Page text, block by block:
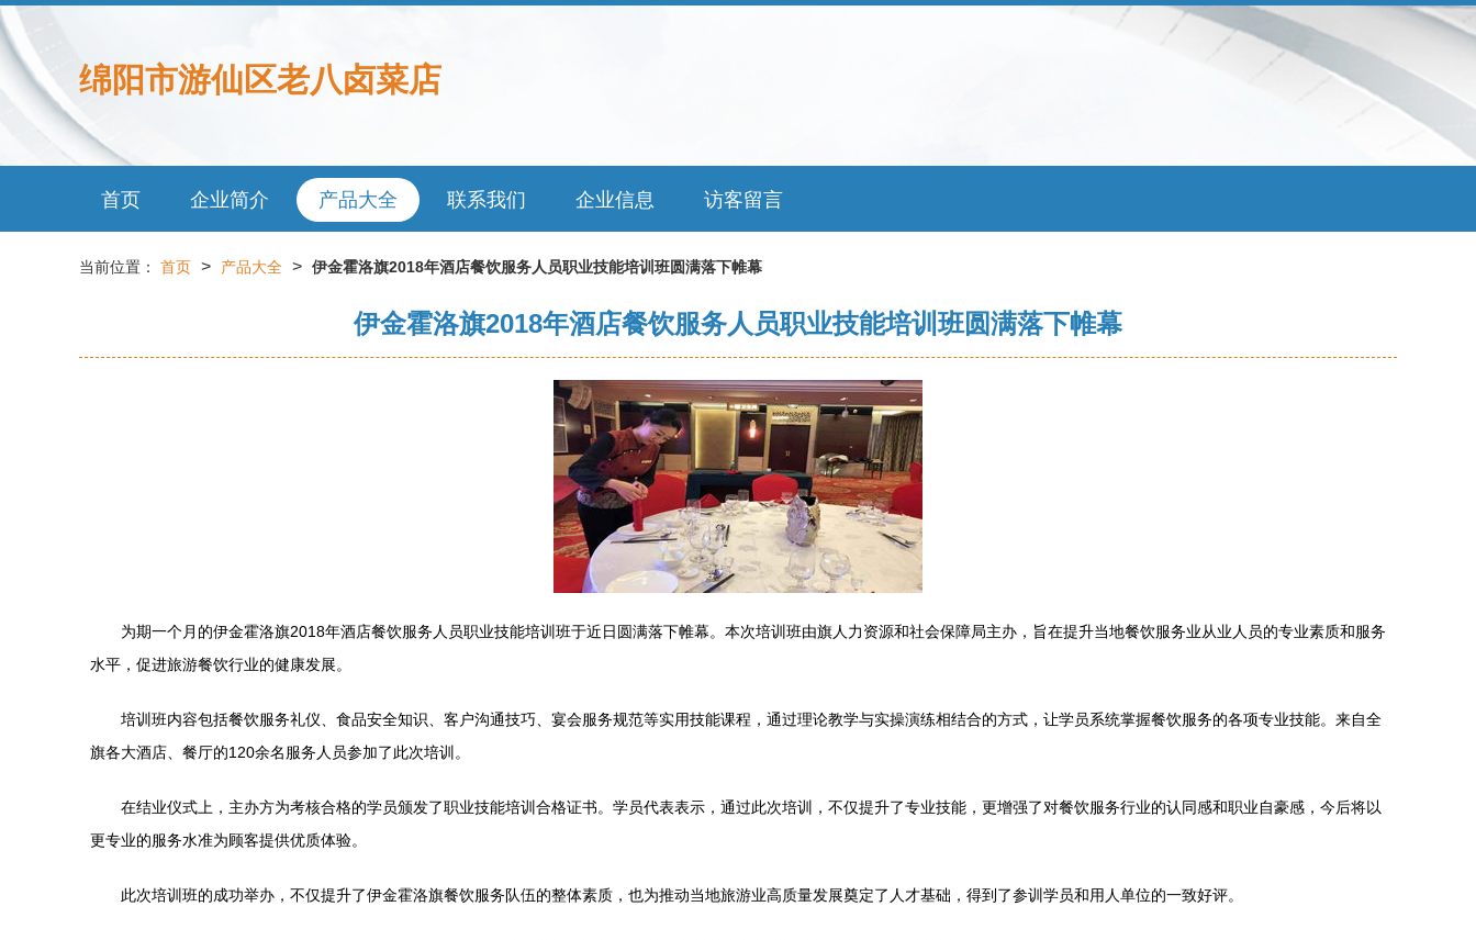
绵阳市游仙区老八卤菜店
首页 企业简介 产品大全 联系我们 企业信息 访客留言
当前位置： 首页 > 产品大全 > 伊金霍洛旗2018年酒店餐饮服务人员职业技能培训班圆满落下帷幕
伊金霍洛旗2018年酒店餐饮服务人员职业技能培训班圆满落下帷幕
为期一个月的伊金霍洛旗2018年酒店餐饮服务人员职业技能培训班于近日圆满落下帷幕。本次培训班由旗人力资源和社会保障局主办，旨在提升当地餐饮服务业从业人员的专业素质和服务
水平，促进旅游餐饮行业的健康发展。
培训班内容包括餐饮服务礼仪、食品安全知识、客户沟通技巧、宴会服务规范等实用技能课程，通过理论教学与实操演练相结合的方式，让学员系统掌握餐饮服务的各项专业技能。来自全
旗各大酒店、餐厅的120余名服务人员参加了此次培训。
在结业仪式上，主办方为考核合格的学员颁发了职业技能培训合格证书。学员代表表示，通过此次培训，不仅提升了专业技能，更增强了对餐饮服务行业的认同感和职业自豪感，今后将以
更专业的服务水准为顾客提供优质体验。
此次培训班的成功举办，不仅提升了伊金霍洛旗餐饮服务队伍的整体素质，也为推动当地旅游业高质量发展奠定了人才基础，得到了参训学员和用人单位的一致好评。